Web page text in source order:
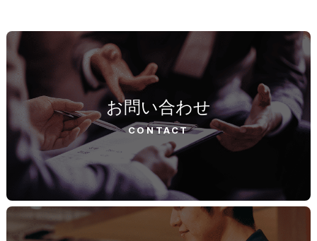
お問い合わせ
CONTACT